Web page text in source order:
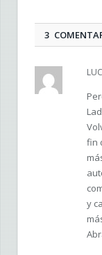
3
fin
y